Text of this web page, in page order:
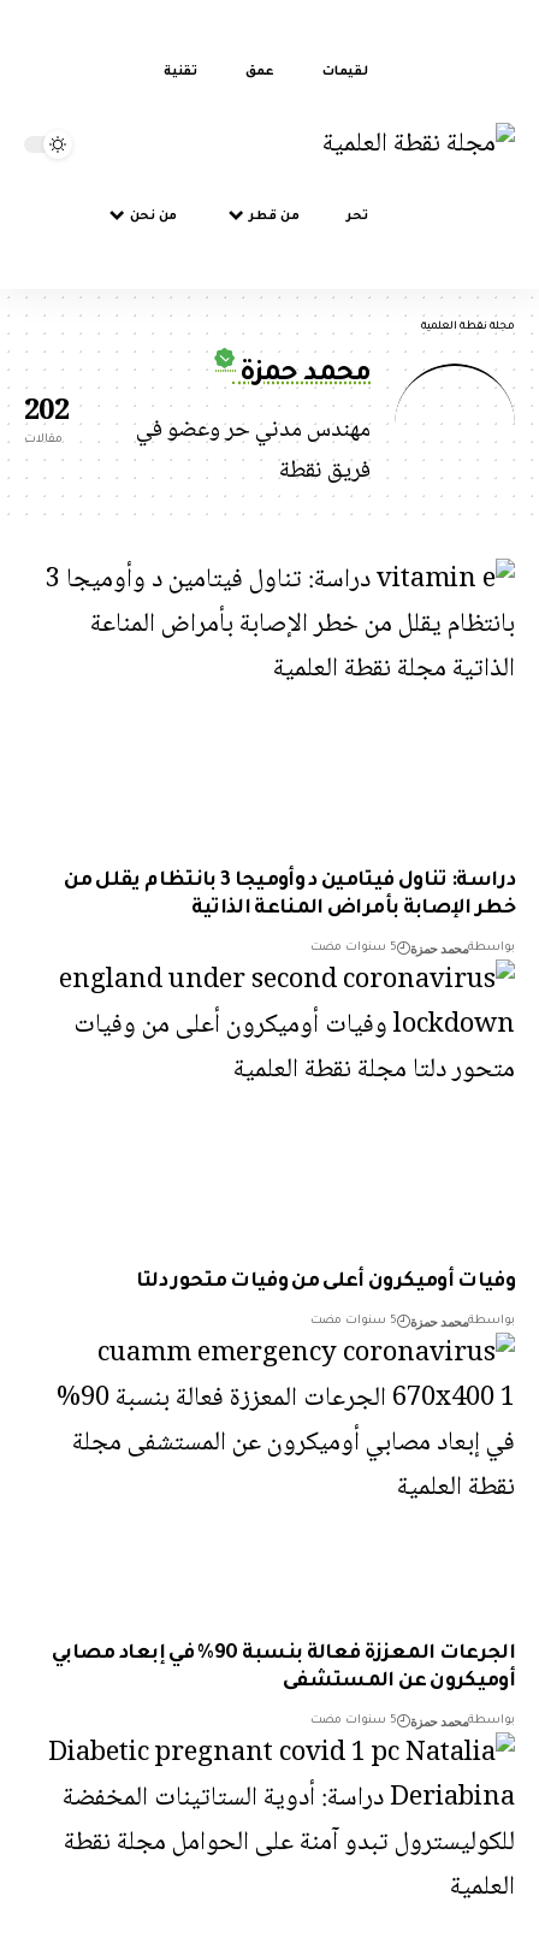
عمق تقنية
من قطر
العلمية
محمد حمزة
مهندس مدني حر وعضو في
فريق نقطة
202
مقالات
دراسة: تناول فيتامين د وأوميجا 3 بانتظام يقلل من
الإصابة بأمراض المناعة الذاتية
محمد حمزة 5 سنوات مضت
أوميكرون أعلى من وفيات متحور دلتا
محمد حمزة 5 سنوات مضت
الجرعات المعززة فعالة بنسبة 90% في إبعاد مصابي
عن المستشفى
محمد حمزة 5 سنوات مضت